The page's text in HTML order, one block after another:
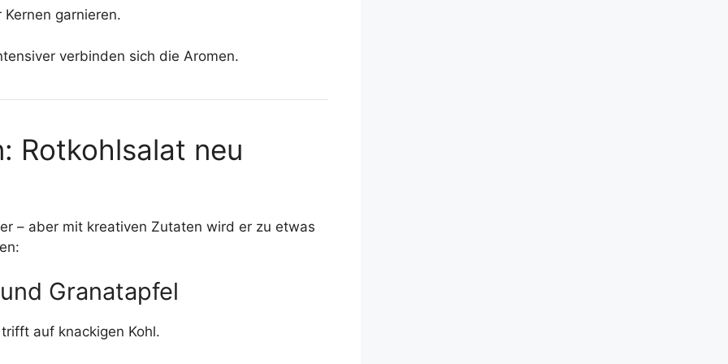
garnieren.
verbinden sich die Aromen.
Rotkohlsalat neu
– aber mit kreativen Zutaten wird er zu etwas
Granatapfel
auf knackigen Kohl.